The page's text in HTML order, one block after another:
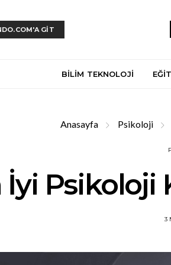
GİT
BILIM TEKNOLOJI
Anasayfa Psikoloji
İyi Psikoloji
3